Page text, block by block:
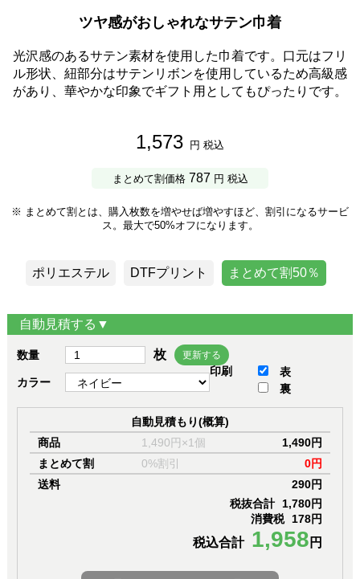
ツヤ感がおしゃれなサテン巾着
光沢感のあるサテン素材を使用した巾着です。口元はフリ
ル形状、紐部分はサテンリボンを使用しているため高級感
があり、華やかな印象でギフト用としてもぴったりです。
1,573 円 税込
まとめて割価格 787 円 税込
※ まとめて割とは、購入枚数を増やせば増やすほど、割引になるサービ
ス。最大で50%オフになります。
ポリエステル DTFプリント まとめて割50％
自動見積する▼
数量 枚 更新する
カラー
印刷
表
裏
自動見積もり(概算)
商品
1,490円×1個
1,490円
まとめて割
0%割引
0円
送料
290円
税抜合計 1,780円
消費税 178円
税込合計 1,958 円